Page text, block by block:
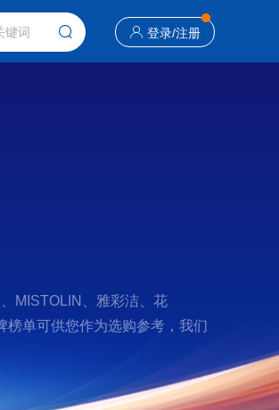
登录/注册
MISTOLIN、雅彩洁、花
榜单可供您作为选购参考，我们